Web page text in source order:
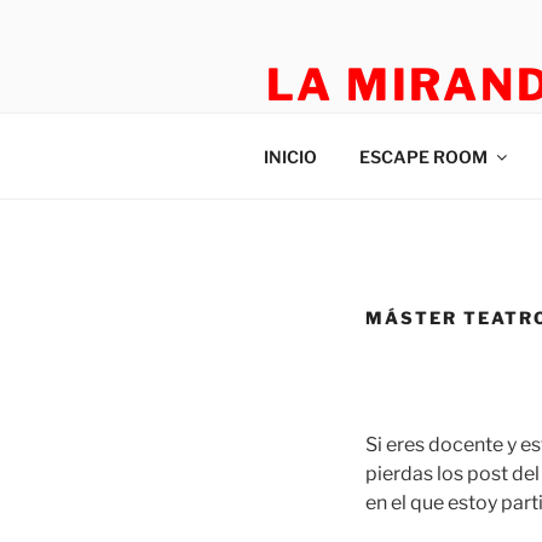
LA
INICIO ESCAPE ROOM
MÁSTER
Si eres docente y
pierdas los post
en el que estoy